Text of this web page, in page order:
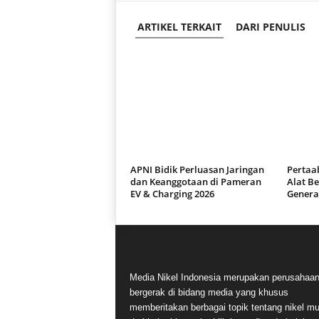
ARTIKEL TERKAIT DARI PENULIS
APNI Bidik Perluasan Jaringan
dan Keanggotaan di Pameran
EV & Charging 2026
Alat
Media Nikel Indonesia merupakan
bergerak di bidang media yang khusus
memberitakan berbagai topik tentang nikel